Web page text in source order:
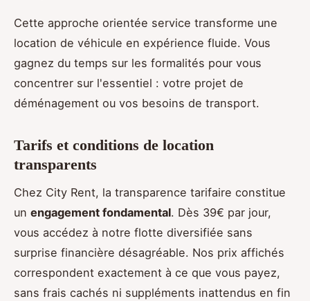
Cette approche orientée service transforme une
location de véhicule en expérience fluide. Vous
gagnez du temps sur les formalités pour vous
concentrer sur l'essentiel : votre projet de
déménagement ou vos besoins de transport.
Tarifs et conditions de location
transparents
Chez City Rent, la transparence tarifaire constitue
un engagement fondamental. Dès 39€ par jour,
vous accédez à notre flotte diversifiée sans
surprise financière désagréable. Nos prix affichés
correspondent exactement à ce que vous payez,
sans frais cachés ni suppléments inattendus en fin